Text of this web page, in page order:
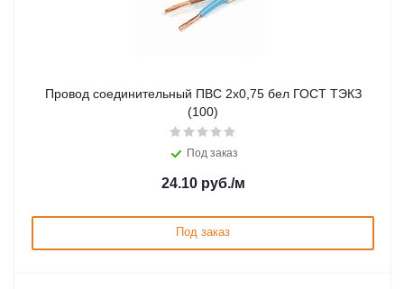
Провод соединительный ПВС 2х0,75 бел ГОСТ ТЭКЗ
(100)
Под заказ
24.10руб./м
Под заказ